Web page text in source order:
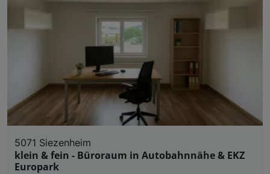
5071 Siezenheim
klein & fein - Büroraum in Autobahnnähe & EKZ
Europark